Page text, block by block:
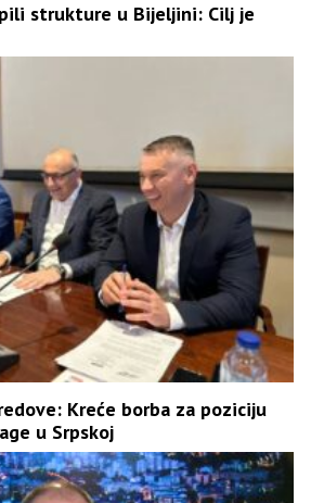
strukture u Bijeljini: Cilj je
Kreće borba za poziciju
u Srpskoj